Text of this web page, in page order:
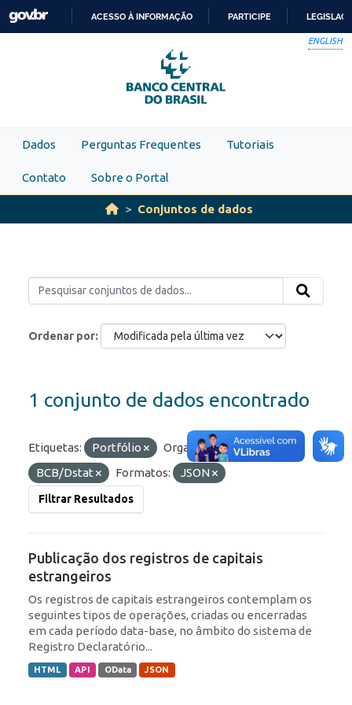
Skip to main content
PARA
O
CONTEÚDO
ACESSO À INFORMAÇÃO PARTICIPE
ENGLISH
Dados Perguntas Frequentes Tutoriais
Contato Sobre o Portal
Conjuntos de dados
Ordenar por
1 conjunto de dados encontrado
Etiquetas: Portfólio
Organizações:
BCB/Dstat
Formatos: JSON
Filtrar Resultados
Publicação dos registros de capitais
estrangeiros
Os registros de capitais estrangeiros contemplam os
seguintes tipos de operações, criadas ou encerradas
em cada período data-base, no âmbito do sistema de
Registro Declaratório...
HTML API OData JSON